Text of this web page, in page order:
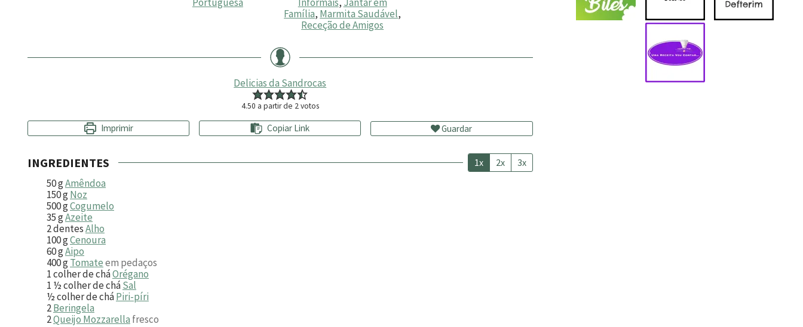
Família, Marmita Saudável,
Receção de Amigos
Delicias da Sandrocas
4.50 a partir de 2votos
Imprimir Copiar Link Guardar
INGREDIENTES 1x 2x 3x
50gAmêndoa
150gNoz
500gCogumelo
35gAzeite
2dentesAlho
100gCenoura
60gAipo
400gTomateem pedaços
1colher de cháOrégano
1 ½colher de cháSal
½colher de cháPiri-píri
2Beringela
2Queijo Mozzarella fresco